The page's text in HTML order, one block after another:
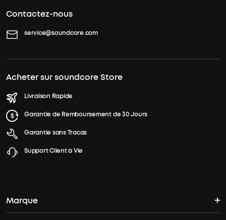
Contactez-nous
service@soundcore.com
Acheter sur soundcore Store
Livraison Rapide
Garantie de Remboursement de 30 Jours
Garantie sans Tracas
Support Client à Vie
Marque